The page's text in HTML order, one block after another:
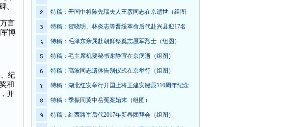
。
言
博
纪
和
并
特稿：开国中将陈先瑞夫人王彦同志在京逝世（组图
特稿：贺晓明、林炎志等晋绥革命后代赴兴县迎17名
特稿：毛泽东亲属赴朝鲜祭奠志愿军烈士（组图）
特稿：毛主席机要秘书谢静宜在京病逝（组图）
特稿：高波同志遗体告别仪式在京举行（组图）
特稿：湖北红安举行开国上将王建安诞辰110周年纪念
特稿：季振同黄中岳冤案始末（组图）
特稿：红西路军后代2017年新春团拜会（组图）